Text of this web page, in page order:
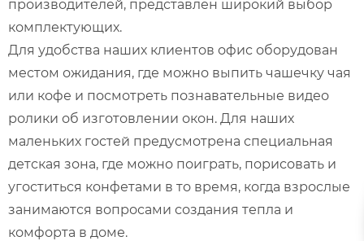
производителей, представлен широкий выбор
комплектующих.
Для удобства наших клиентов офис оборудован
местом ожидания, где можно выпить чашечку чая
или кофе и посмотреть познавательные видео
ролики об изготовлении окон. Для наших
маленьких гостей предусмотрена специальная
детская зона, где можно поиграть, порисовать и
угоститься конфетами в то время, когда взрослые
занимаются вопросами создания тепла и
комфорта в доме.